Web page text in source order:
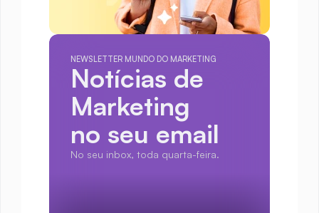
NEWSLETTER MUNDO DO MARKETING
Notícias de
Marketing
no seu email
No seu inbox, toda quarta-feira.